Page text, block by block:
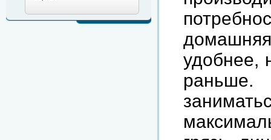
удобнее,
раньше.